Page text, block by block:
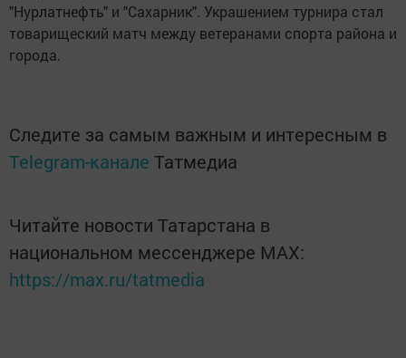
"Нурлатнефть" и "Сахарник". Украшением турнира стал
товарищеский матч между ветеранами спорта района и
города.
Следите за самым важным и интересным в
Telegram-канале Татмедиа
Читайте новости Татарстана в
национальном мессенджере MАХ:
https://max.ru/tatmedia